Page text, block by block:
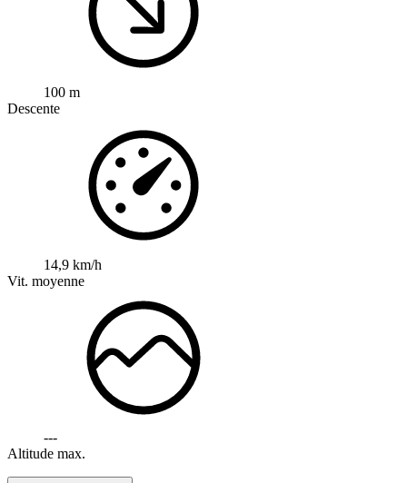
100 m
Descente
14,9 km/h
Vit. moyenne
---
Altitude max.